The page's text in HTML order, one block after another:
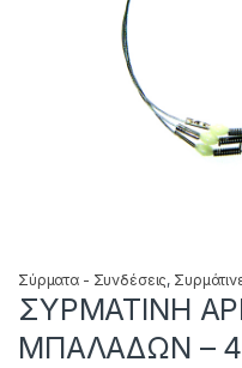
Σύρματα - Συνδέσεις,
ΣΥΡΜΑΤΙΝΗ
ΜΠΑΛΑΔΩΝ –